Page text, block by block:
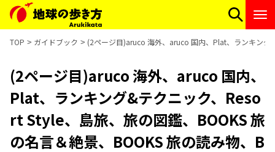
TOP ガイドブック (2ページ目)aruco 海外、aruco 国内、Plat、ランキング
(2ページ目)aruco 海外、aruco 国内、
Plat、ランキング&テクニック、Reso
rt Style、島旅、旅の図鑑、BOOKS 旅
の名言＆絶景、BOOKS 旅の読み物、B